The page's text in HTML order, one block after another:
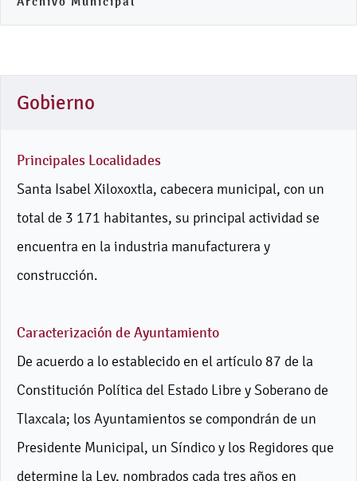
Gobierno
Principales Localidades
Santa Isabel Xiloxoxtla, cabecera municipal, con un
total de 3 171 habitantes, su principal actividad se
encuentra en la industria manufacturera y
construcción.
Caracterización de Ayuntamiento
De acuerdo a lo establecido en el artículo 87 de la
Constitución Política del Estado Libre y Soberano de
Tlaxcala; los Ayuntamientos se compondrán de un
Presidente Municipal, un Síndico y los Regidores que
determine la Ley, nombrados cada tres años en